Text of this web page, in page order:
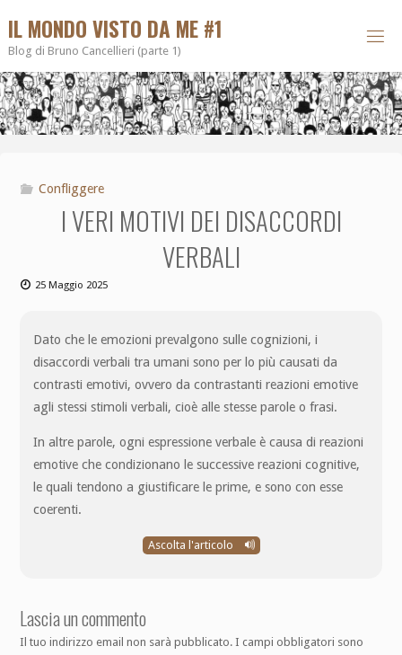
IL MONDO VISTO DA ME #1
Blog di Bruno Cancellieri (parte 1)
Confliggere
I VERI MOTIVI DEI DISACCORDI
VERBALI
25 Maggio 2025
Dato che le emozioni prevalgono sulle cognizioni, i
disaccordi verbali tra umani sono per lo più causati da
contrasti emotivi, ovvero da contrastanti reazioni emotive
agli stessi stimoli verbali, cioè alle stesse parole o frasi.
In altre parole, ogni espressione verbale è causa di reazioni
emotive che condizionano le successive reazioni cognitive,
le quali tendono a giustificare le prime, e sono con esse
coerenti.
Ascolta l'articolo
Lascia un commento
Il tuo indirizzo email non sarà pubblicato. I campi obbligatori sono